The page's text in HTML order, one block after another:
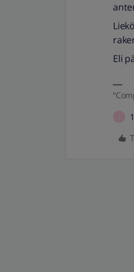
Eli